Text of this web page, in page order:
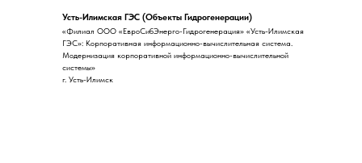
Усть-Илимская ГЭС (Объекты Гидрогенерации)
«Филиал ООО «ЕвроСибЭнерго-Гидрогенерация» «Усть-Илимская
ГЭС»: Корпоративная информационно-вычислительная система.
Модернизация корпоративной информационно-вычислительной
системы»
г. Усть-Илимск